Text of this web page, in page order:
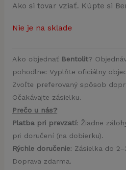
Ako si tovar vziať. Kúpte si
Nie je na sklade
Ako objednať Bentolit?
pohodlne: Vyplňte oficiálny
Zvoľte preferovaný spôsob
Očakávajte zásielku.
Prečo u nás?
Platba pri prevzatí: Žiadne
pri doručení (na dobierku).
Rýchle doručenie: Zásielka do
Doprava zdarma.